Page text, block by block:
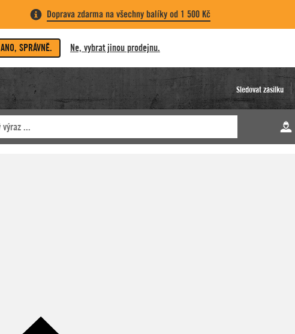
Doprava zdarma na všechny balíky od 1 500 Kč
ANO, SPRÁVNĚ. Ne, vybrat jinou prodejnu.
Sledovat zásilku